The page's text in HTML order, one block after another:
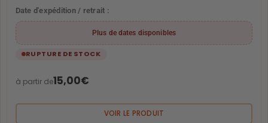
Date d'expédition / retrait :
Plus de dates disponibles
RUPTURE DE STOCK
à partir de15,00€
VOIR LE PRODUIT